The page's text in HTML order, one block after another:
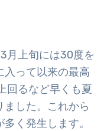
月上旬には30度を
入って以来の最高
回るなど早くも夏
した。これから
く発生します。